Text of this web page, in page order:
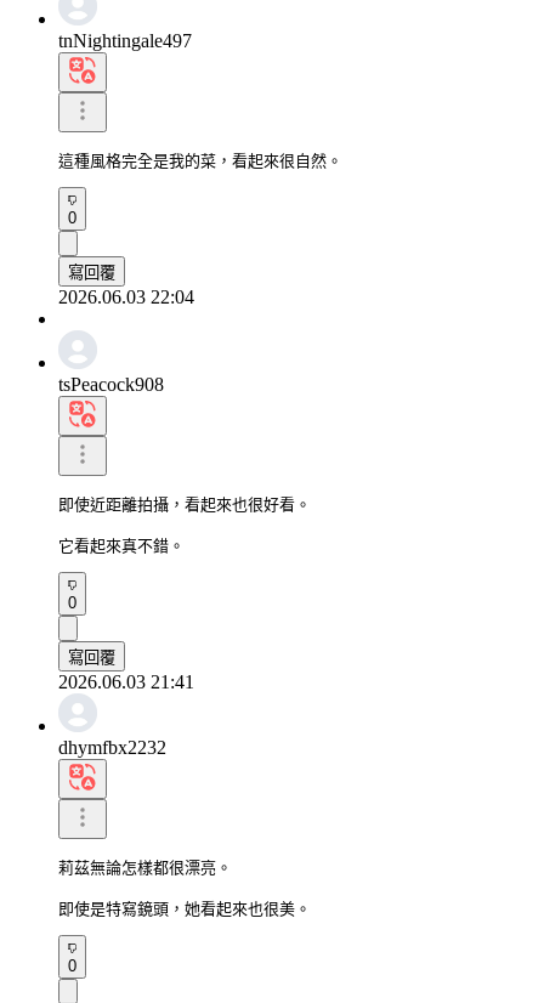
tnNightingale497
這種風格完全是我的菜，看起來很自然。
0
寫回覆
2026.06.03 22:04
tsPeacock908
即使近距離拍攝，看起來也很好看。
它看起來真不錯。
0
寫回覆
2026.06.03 21:41
dhymfbx2232
莉茲無論怎樣都很漂亮。
即使是特寫鏡頭，她看起來也很美。
0